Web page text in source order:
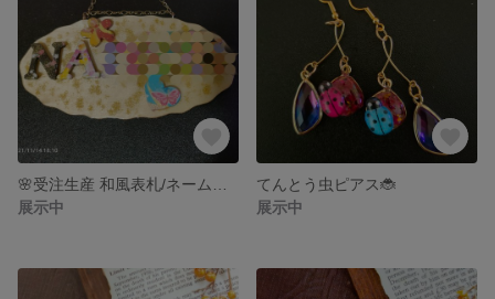
展示中
てんとう虫ピアス🐞
展示中